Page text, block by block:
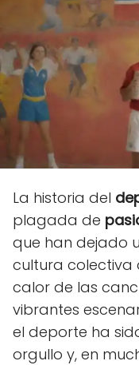
La historia del
plagada de
que han dejado
cultura colectiva
calor de las
vibrantes
el deporte ha
orgullo y, en